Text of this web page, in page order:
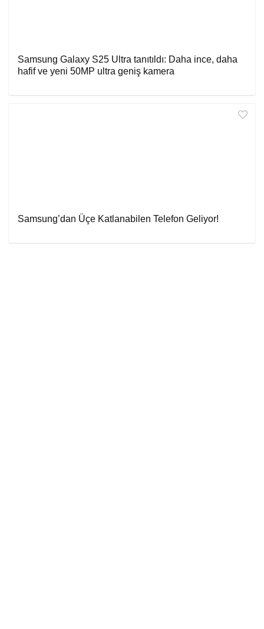
Samsung Galaxy S25 Ultra tanıtıldı: Daha ince, daha
hafif ve yeni 50MP ultra geniş kamera
Samsung’dan Üçe Katlanabilen Telefon Geliyor!